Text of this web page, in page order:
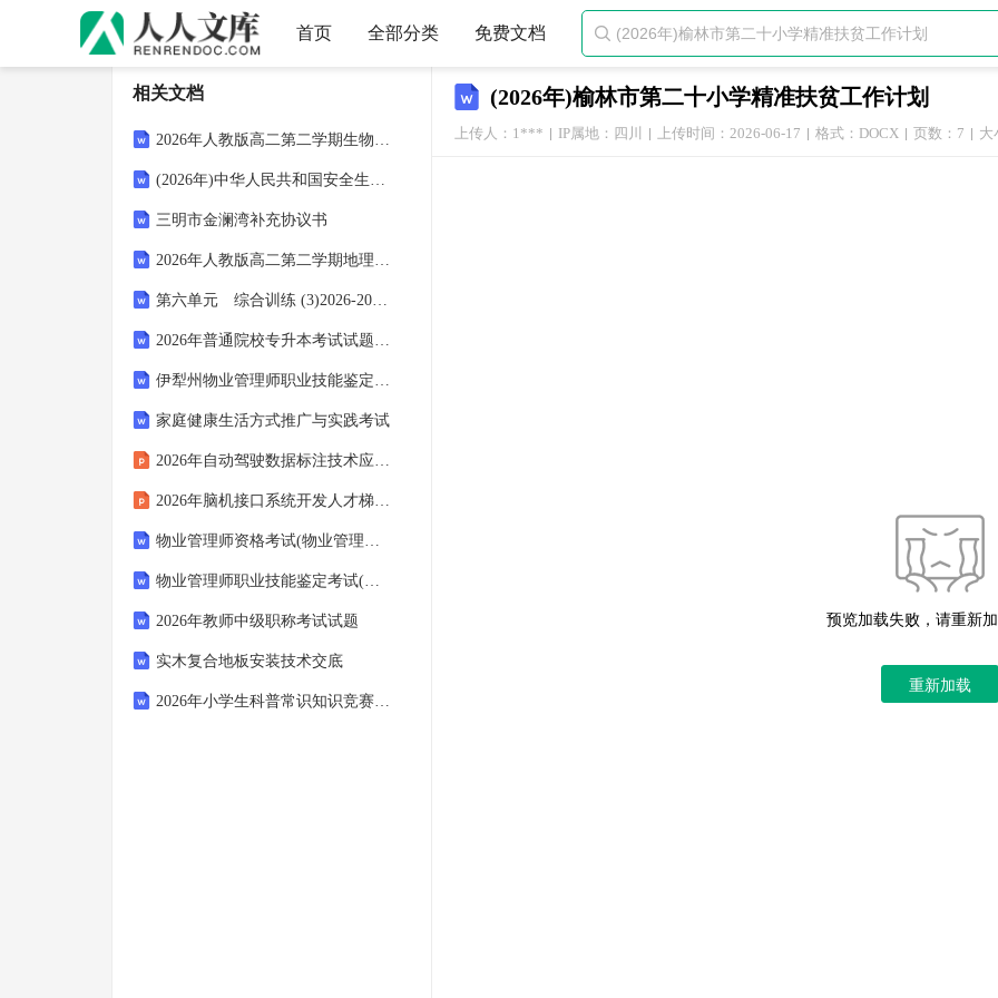
首页 全部分类 免费文档 
(2026年)榆林市第二十小学精准扶贫工作计划
上传人：1*** IP属地：四川 上传时间：2026-06-17 格式：DOCX 页数：7 大
预览加载失败，请重新
重新加载
相关文档
2026年人教版高二第二学期生物期末综合能力提升试卷（附答案可下载）
(2026年)中华人民共和国安全生产法培训
三明市金澜湾补充协议书
2026年人教版高二第二学期地理期末区域地理模拟试卷（附答案可下载）
第六单元 综合训练 (3)2026-2027学年统编版语文八年级上册
2026年普通院校专升本考试试题及答案
伊犁州物业管理师职业技能鉴定考试（技能实操技师、高级技师）在线自测试题库(2025年)
家庭健康生活方式推广与实践考试
2026年自动驾驶数据标注技术应用前景展望
2026年脑机接口系统开发人才梯队建设方案
物业管理师资格考试(物业管理综合能力)(建设部)在线模拟题库(2026年全国)
物业管理师职业技能鉴定考试(理论知识高级、三级)题库及答案(陕西省汉中市2025年)
2026年教师中级职称考试试题
实木复合地板安装技术交底
2026年小学生科普常识知识竞赛试题库及答案